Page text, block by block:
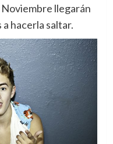
llegarán
hacerla saltar.